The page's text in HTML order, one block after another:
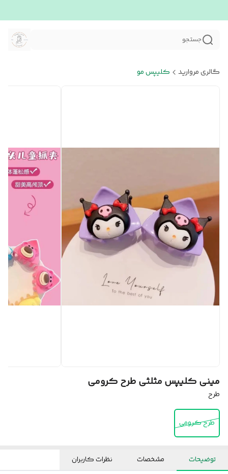
جستجو
گالری مروارید کلیپس مو
مینی کلیپس مثلثی طرح کرومی
طرح
طرح کرومی
توضیحات مشخصات نظرات کاربران